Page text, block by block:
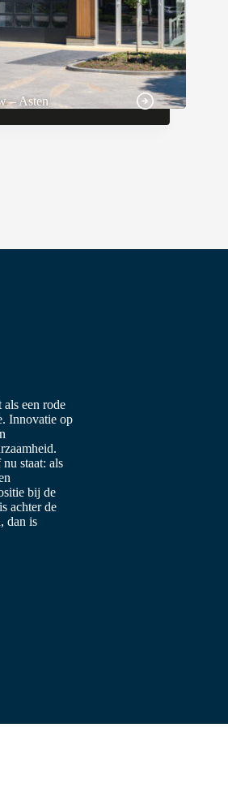
– Asten
een rode
Innovatie op
staat: als
bij de
achter de
dan is